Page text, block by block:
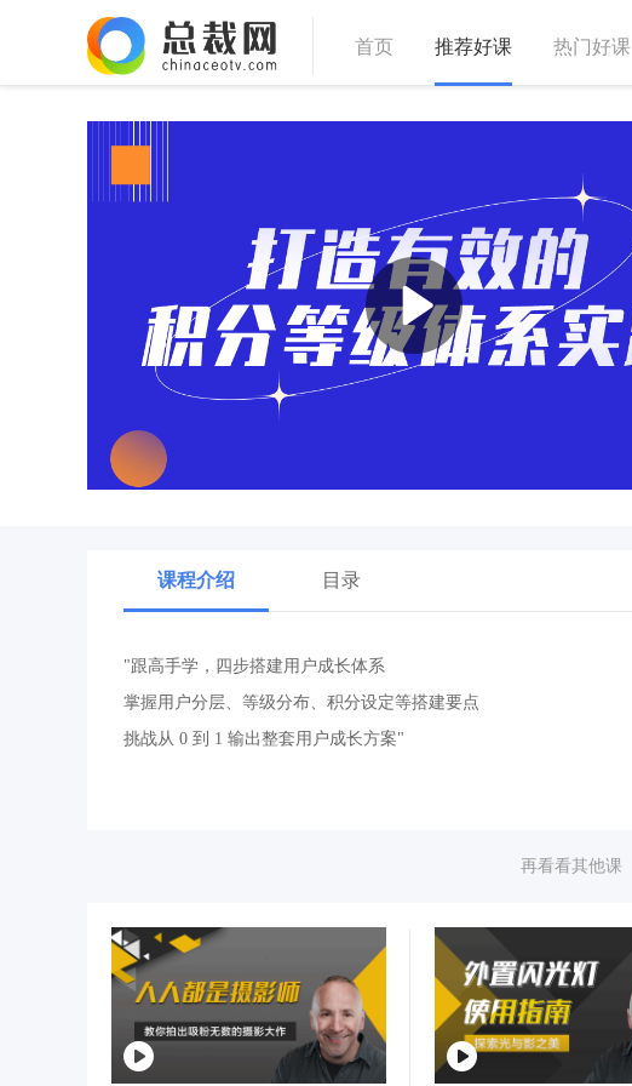
首页 推荐好课 热门好课
课程介绍 目录
"跟高手学，四步搭建用户成长体系
掌握用户分层、等级分布、积分设定等搭建要点
挑战从 0 到 1 输出整套用户成长方案"
再看看其他课